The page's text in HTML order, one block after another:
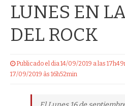
LUNES EN
DEL ROCK
Publicado el dia 14/09/2019 a las
17/09/2019 às 16h52min